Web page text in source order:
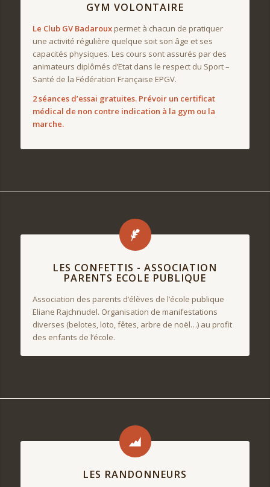
GYM VOLONTAIRE
Le Club GV Badarouxpermet à chacun de pratiquer
une activité régulière quelque soit son âge et ses
capacités physiques. Les cours sont assurés par des
animateurs diplômés d’Etat dans le respect du Sport –
Santé de la Fédération Française EPGV.
2 séances d’essai gratuites. Prévoir un certificat
médical de non contre indication à la gym ou la
marche.
LES CONFETTIS - ASSOCIATION
PARENTS ECOLE PUBLIQUE
Association des parents d’élèves de l’école publique
Eliane Rajchnudel. Organisation de manifestations
diverses (belotes, loto, fêtes, arbre de noël…) au profit
des enfants de l’école.
LES RANDONNEURS